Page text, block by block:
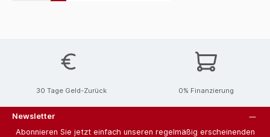
30 Tage Geld-Zurück 0% Finanzierung
Newsletter
Abonnieren Sie jetzt einfach unseren regelmäßig erscheinenden